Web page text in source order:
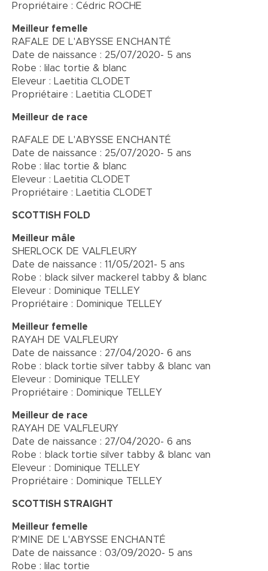
Propriétaire : Cédric ROCHE
Meilleur femelle
RAFALE DE L'ABYSSE ENCHANTÉ
Date de naissance : 25/07/2020- 5 ans
Robe : lilac tortie & blanc
Eleveur : Laetitia CLODET
Propriétaire : Laetitia CLODET
Meilleur de race
RAFALE DE L'ABYSSE ENCHANTÉ
Date de naissance : 25/07/2020- 5 ans
Robe : lilac tortie & blanc
Eleveur : Laetitia CLODET
Propriétaire : Laetitia CLODET
SCOTTISH FOLD
Meilleur mâle
SHERLOCK DE VALFLEURY
Date de naissance : 11/05/2021- 5 ans
Robe : black silver mackerel tabby & blanc
Eleveur : Dominique TELLEY
Propriétaire : Dominique TELLEY
Meilleur femelle
RAYAH DE VALFLEURY
Date de naissance : 27/04/2020- 6 ans
Robe : black tortie silver tabby & blanc van
Eleveur : Dominique TELLEY
Propriétaire : Dominique TELLEY
Meilleur de race
RAYAH DE VALFLEURY
Date de naissance : 27/04/2020- 6 ans
Robe : black tortie silver tabby & blanc van
Eleveur : Dominique TELLEY
Propriétaire : Dominique TELLEY
SCOTTISH STRAIGHT
Meilleur femelle
R'MINE DE L'ABYSSE ENCHANTÉ
Date de naissance : 03/09/2020- 5 ans
Robe : lilac tortie